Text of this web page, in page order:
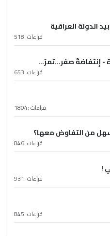
الدولة العراقية
قراءات :518
- إِنتفاضةُ صفَر…تمرّ...
قراءات :653
قراءات :1804
من التفاوض معها؟
قراءات :846
!
قراءات :931
قراءات :845